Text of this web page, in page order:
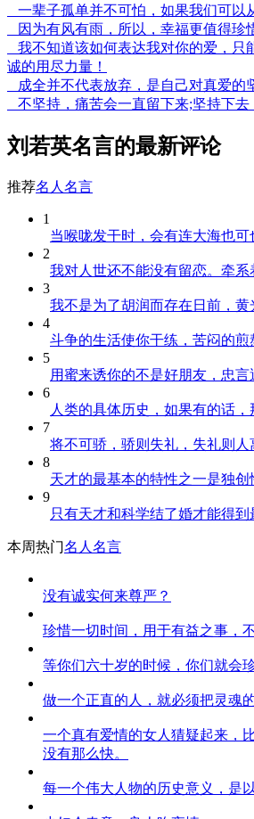
一辈子孤单并不可怕，如果我们可以
因为有风有雨，所以，幸福更值得珍
我不知道该如何表达我对你的爱，只
诚的用尽力量！
成全并不代表放弃，是自己对真爱的
不坚持，痛苦会一直留下来;坚持下去
刘若英名言的最新评论
推荐名人名言
1
当喉咙发干时，会有连大海也
2
我对人世还不能没有留恋。牵系
3
我不是为了胡润而存在日前，
4
斗争的生活使你干练，苦闷的
5
用蜜来诱你的不是好朋友，忠言
6
人类的具体历史，如果有的话
7
将不可骄，骄则失礼，失礼则人
8
天才的最基本的特性之一是独创
9
只有天才和科学结了婚才能得到
本周热门名人名言
没有诚实何来尊严？
珍惜一切时间，用于有益之事，
等你们六十岁的时候，你们就会
做一个正直的人，就必须把灵魂
一个真有爱情的女人猜疑起来，
没有那么快。
每一个伟大人物的历史意义，是